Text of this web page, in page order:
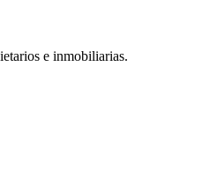
e inmobiliarias.